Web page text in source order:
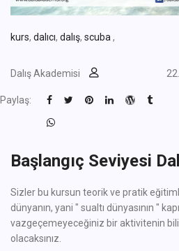
kurs, dalıcı, dalış, scuba ,
Dalış Akademisi
Paylaş:
Başlangıç Seviyesi
Sizler bu kursun teorik ve pratik
dünyanın, yani " sualtı dünyasının "
vazgeçemeyeceğiniz bir aktivitenin
olacaksınız.